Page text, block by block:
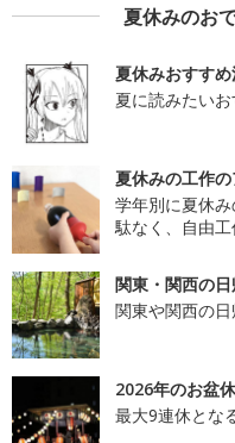
夏休みのお
夏休みおすす
夏に読みたい
夏休みの工作
学年別に夏休
駄なく、自由工
関東・関西の
関東や関西の
2026年のお盆
最大9連休とな